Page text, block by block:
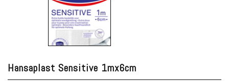
Hansaplast Sensitive 1mx6cm